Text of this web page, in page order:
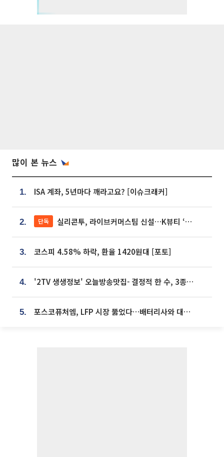
많이 본 뉴스
1. ISA 계좌, 5년마다 깨라고요? [이슈크래커]
2. 단독 실리콘투, 라이브커머스팀 신설…K뷰티 ‘글로벌 판매망’ 확대[K뷰티 라방戰]
3. 코스피 4.58% 하락, 환율 1420원대 [포토]
4. '2TV 생생정보' 오늘방송맛집- 결정적 한 수, 3종 메밀면! 메밀 소바 맛집 '의○○○○'
5. 포스코퓨처엠, LFP 시장 뚫었다…배터리사와 대규모 장기 공급 합의